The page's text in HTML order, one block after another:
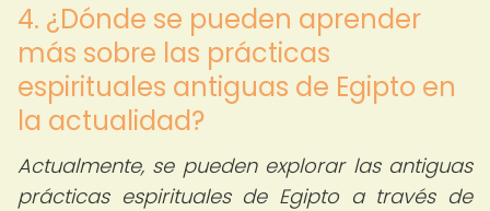
4. ¿Dónde se pueden aprender
más sobre las prácticas
espirituales antiguas de Egipto en
la actualidad?
Actualmente, se pueden explorar las antiguas
prácticas espirituales de Egipto a través de